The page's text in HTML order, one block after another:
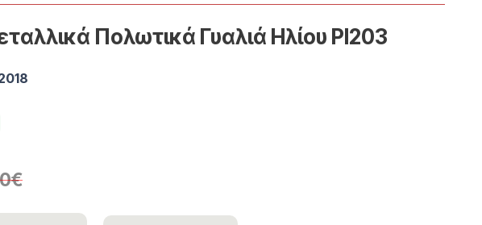
Πολωτικά Γυαλιά Ηλίου PI203
€